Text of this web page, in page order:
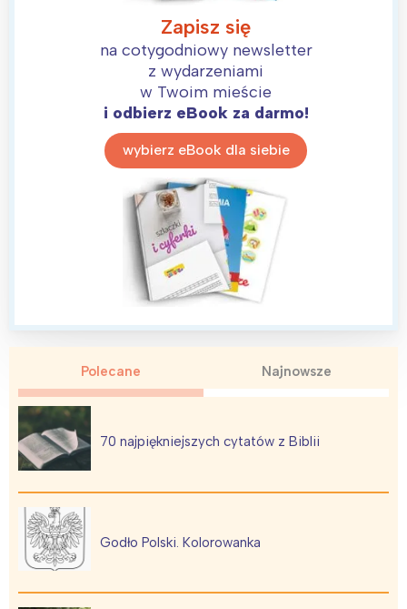
Zapisz się
na cotygodniowy newsletter
z wydarzeniami
w Twoim mieście
i odbierz eBook za darmo!
wybierz eBook dla siebie
Polecane Najnowsze
70 najpiękniejszych cytatów z Biblii
Godło Polski. Kolorowanka
Interesują mnie wydarzenia z
tego regionu:
Warszawa
Łódź
Trójmiasto
Wrocław
Śląsk
Kraków
Południe
Północ
Wszystkie
Wybieram